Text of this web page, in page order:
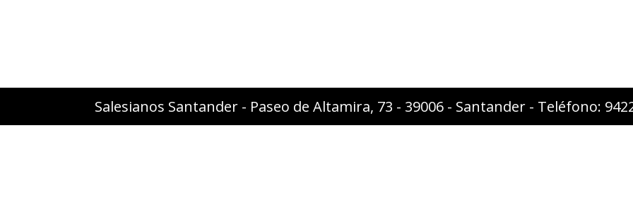
Salesianos Santander - Paseo de Altamira, 73 - 39006 - Santander - Teléfono: